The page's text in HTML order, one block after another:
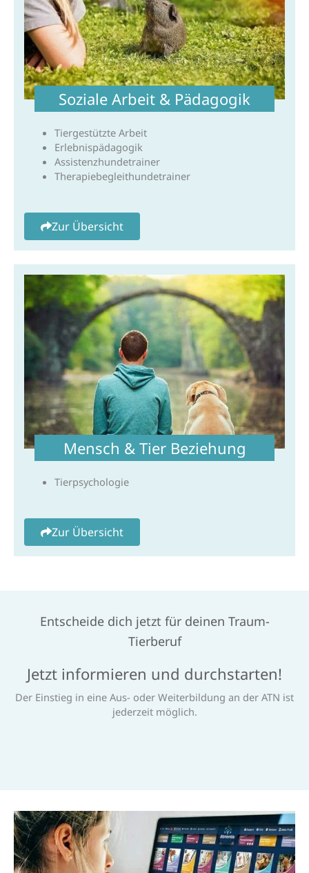
Soziale Arbeit & Pädagogik
Tiergestützte Arbeit
Erlebnispädagogik
Assistenzhundetrainer
Therapiebegleithundetrainer
Zur Übersicht
Mensch & Tier Beziehung
Tierpsychologie
Zur Übersicht
Entscheide dich jetzt für deinen Traum-
Tierberuf
Jetzt informieren und durchstarten!
Der Einstieg in eine Aus- oder Weiterbildung an der ATN ist
jederzeit möglich.